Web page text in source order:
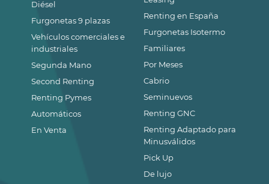
Diésel
Furgonetas 9 plazas
Vehículos comerciales e
industriales
Segunda Mano
Second Renting
Renting Pymes
Automáticos
En Venta
Renting en España
Furgonetas Isotermo
Familiares
Por Meses
Cabrio
Seminuevos
Renting GNC
Renting Adaptado para
Minusválidos
Pick Up
De lujo